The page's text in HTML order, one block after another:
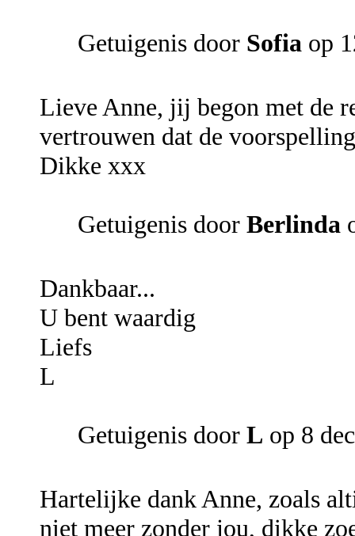
Getuigenis door Sofia op
Lieve Anne, jij begon met de
vertrouwen dat de
Dikke xxx
Getuigenis door Berlinda
Dankbaar...
U bent waardig
Liefs
L
Getuigenis door L op 8
Hartelijke dank Anne, zoals
niet meer zonder jou, dikke